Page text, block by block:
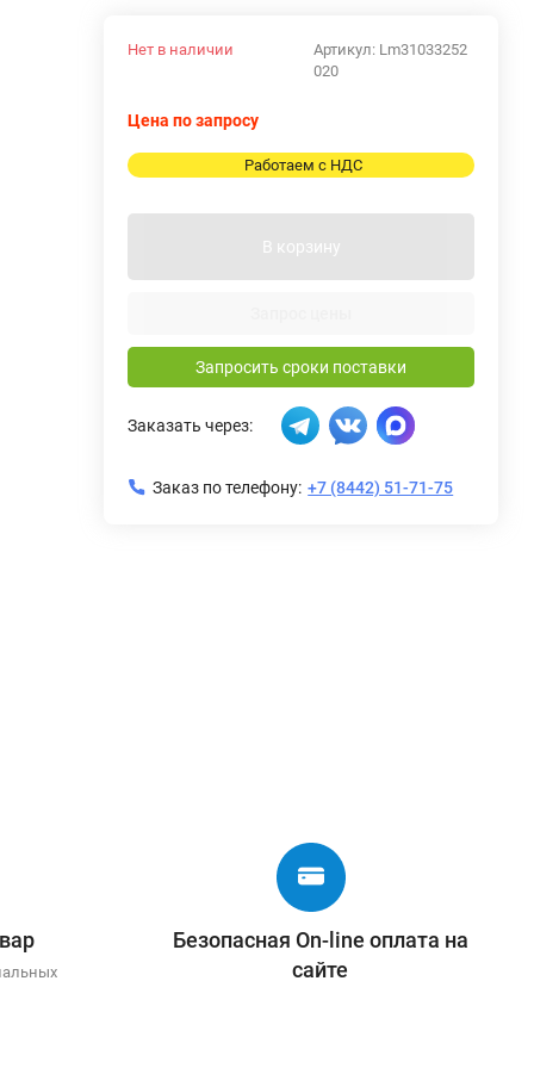
Артикул: Lm31033252
020
Нет в наличии
Цена по запросу
Работаем с НДС
В корзину
Запросить сроки поставки
Заказать через:
Заказ по телефону: +7 (8442) 51-71-75
Безопасная On-line оплата на
сайте